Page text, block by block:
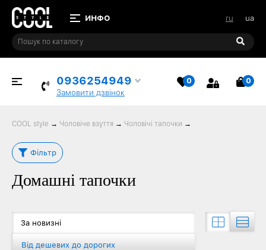
ru ua
0936254949
Замовити дзвінок
0
0ВИБРАНЕ
COOL style → Чоловіче взуття → Чоловічі тапочки →
Фільтр
Домашні тапочки
За новизні
Від дешевих до дорогих